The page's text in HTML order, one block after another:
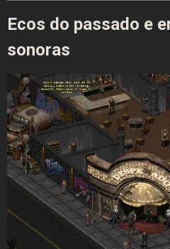
Ecos do passado e
sonoras